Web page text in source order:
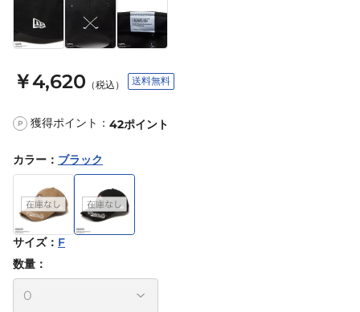
￥4,620 （税込） 送料無料
P 獲得ポイント： 42ポイント
カラー ： ブラック
サイズ： F
数量：